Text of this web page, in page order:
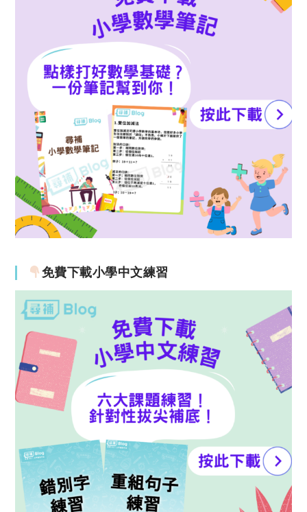
免費下載小學中文練習